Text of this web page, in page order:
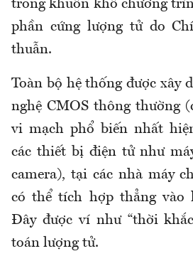
trong khuôn khổ chương
phần cứng lượng tử do
thuẫn.
Toàn bộ hệ thống được xây
nghệ CMOS thông thường
vi mạch phổ biến nhất
các thiết bị điện tử như
camera), tại các nhà máy
có thể tích hợp thẳng vào
Đây được ví như “thời
toán lượng tử.